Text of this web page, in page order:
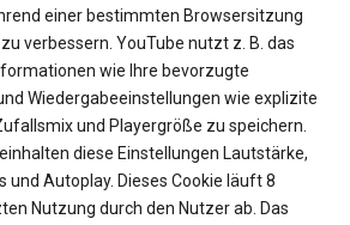
einer bestimmten Browsersitzung
verbessern. YouTube nutzt z. B. das
wie Ihre bevorzugte
Wiedergabeeinstellungen wie explizite
und Playergröße zu speichern.
diese Einstellungen Lautstärke,
und Autoplay. Dieses Cookie läuft 8
Nutzung durch den Nutzer ab. Das